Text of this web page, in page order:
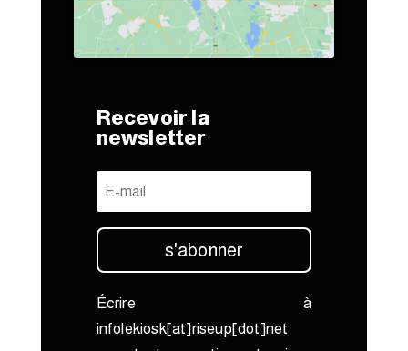
Recevoir la
newsletter
s'abonner
Écrire à
infolekiosk[at]riseup[dot]net